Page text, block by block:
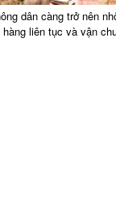
dân càng trở nên
liên tục và vận